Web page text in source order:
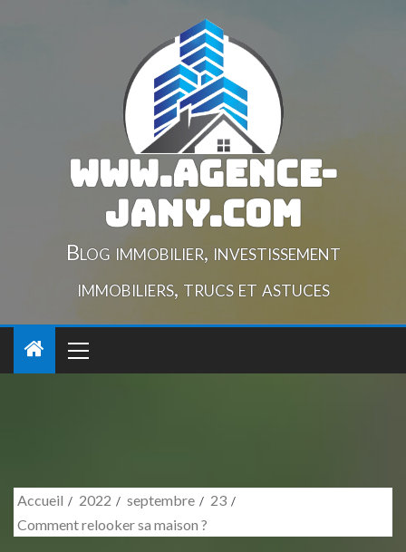
www.agence-
jany.com
Blog immobilier, investissement
immobiliers, trucs et astuces
Accueil 2022 septembre
23
Comment relooker sa maison ?